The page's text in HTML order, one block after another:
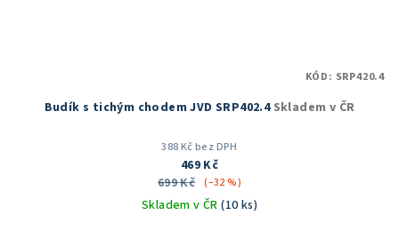
Budík s tichým chodem JVD SRP402.4Skladem v ČR
388 Kč bez DPH
469 Kč
699 Kč (–32 %)
Skladem v ČR(10 ks)
KÓD: SRP420.4